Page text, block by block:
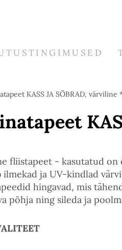
KASS JA SÕBRAD, värviline
fliistapeet - kasutatud
ilmekad ja UV-kindlad
hingavad, mis
põhja ning sileda ja